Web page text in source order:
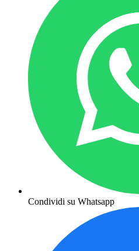
Condividi su Whatsapp